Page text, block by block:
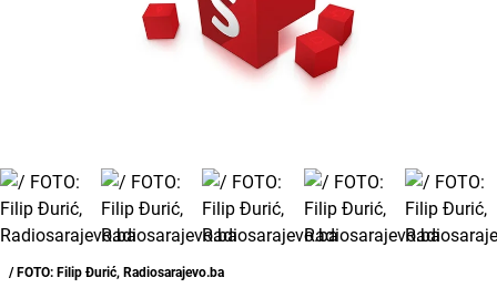
/ FOTO: Filip Đurić, Radiosarajevo.ba